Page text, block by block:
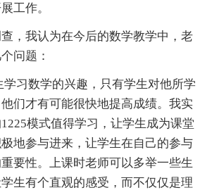
工作。
我认为在今后的数学教学中，老
问题：
习数学的兴趣，只有学生对他所学
们才有可能很快地提高成绩。我实
模式值得学习，让学生成为课堂
地参与进来，让学生在自己的参与
要性。上课时老师可以多举一些生
生有个直观的感受，而不仅仅是理